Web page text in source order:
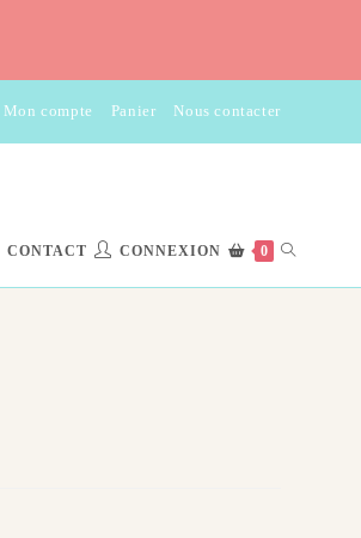
Mon compte Panier Nous contacter
CONTACT CONNEXION 0 TOGGLE